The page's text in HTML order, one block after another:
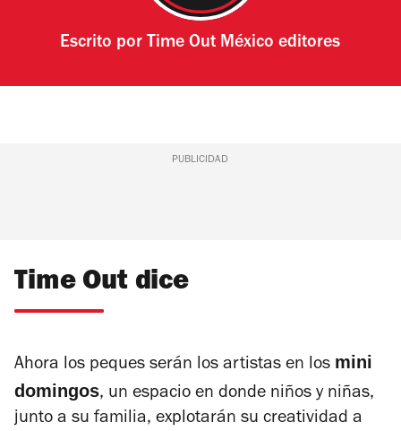
Escrito por Time Out México editores
PUBLICIDAD
Time Out dice
Ahora los peques serán los artistas en los mini
domingos, un espacio en donde niños y niñas,
junto a su familia, explotarán su creatividad a